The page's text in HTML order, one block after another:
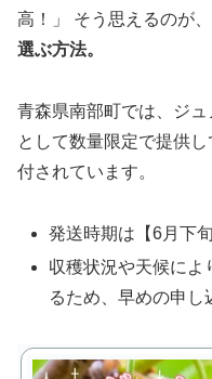
高！」 そう思えるのが、
選ぶ方法。
青森県南部町では、ジュ
として数量限定で提供
付されています。
発送時期は【6月下
収穫状況や天候によ
るため、早めの申し